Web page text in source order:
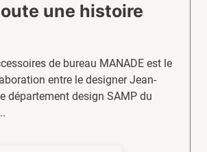
une histoire
de bureau MANADE est le
entre le designer Jean-
département design SAMP du